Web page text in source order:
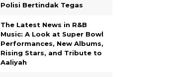
Polisi Bertindak Tegas
The Latest News in R&B
Music: A Look at Super Bowl
Performances, New Albums,
Rising Stars, and Tribute to
Aaliyah